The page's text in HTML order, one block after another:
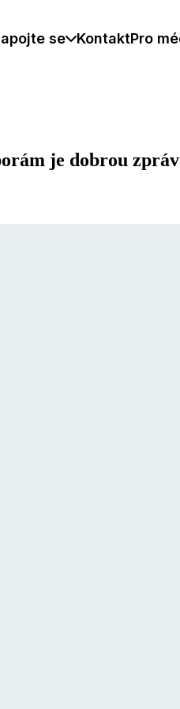
se KontaktPro
je dobrou